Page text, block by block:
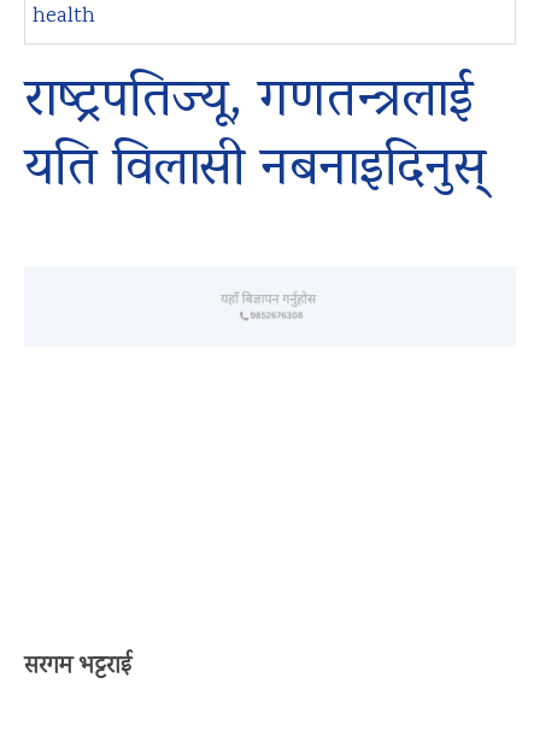
health
राष्ट्रपतिज्यू, गणतन्त्रलाई
यति विलासी नबनाइदिनुस्
सरगम भट्टराई